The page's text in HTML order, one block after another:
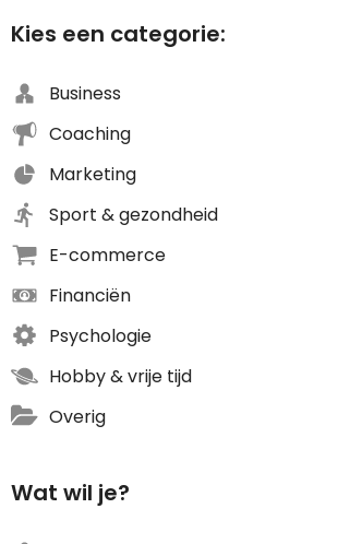
Kies een categorie:
Business
Coaching
Marketing
Sport & gezondheid
E-commerce
Financiën
Psychologie
Hobby & vrije tijd
Overig
Wat wil je?